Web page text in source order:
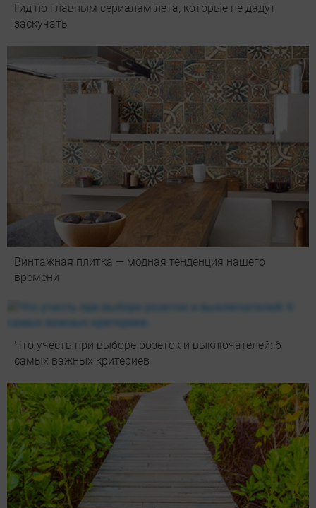
Гид по главным сериалам лета, которые не дадут
заскучать
Винтажная плитка — модная тенденция нашего
времени
Что учесть при выборе розеток и выключателей: 6
самых важных критериев